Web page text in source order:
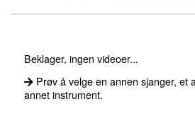
Om onlinegitar.no
Beklager, ingen videoer...
Prøv å velge en annen sjanger, et
annet instrument.